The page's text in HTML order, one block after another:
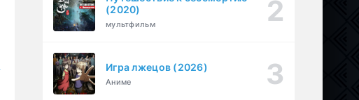
(2020)
мультфильм
Игра лжецов (2026)
Аниме